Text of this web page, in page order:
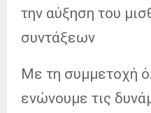
την αύξηση του
συντάξεων
Με τη συμμετοχή
ενώνουμε τις